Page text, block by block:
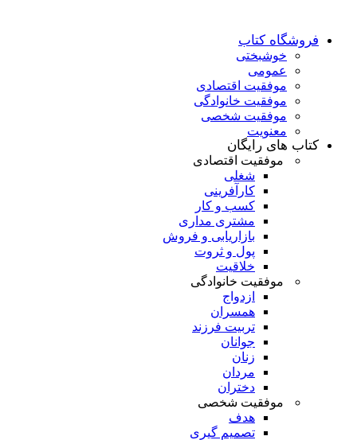
فروشگاه کتاب
خوشبختی
عمومی
موفقیت اقتصادی
موفقیت خانوادگی
موفقیت شخصی
معنویت
کتاب های رایگان
موفقیت اقتصادی
شغلی
کارآفرینی
کسب و کار
مشتری مداری
بازاریابی و فروش
پول و ثروت
خلاقیت
موفقیت خانوادگی
ازدواج
همسران
تربیت فرزند
جوانان
زنان
مردان
دختران
موفقیت شخصی
هدف
تصمیم گیری